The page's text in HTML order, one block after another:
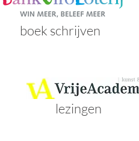
boek schrijven
lezingen